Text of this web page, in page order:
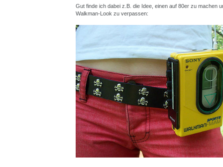
Gut finde ich dabei z.B. die Idee, einen auf 80er zu machen
Walkman-Look zu verpassen: